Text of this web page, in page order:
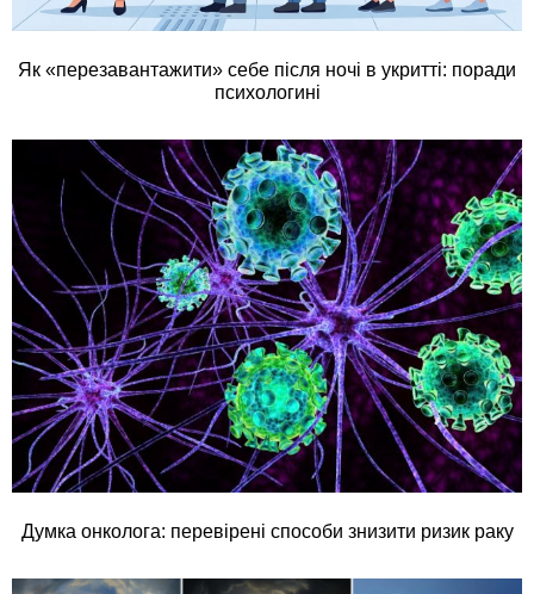
Як «перезавантажити» себе після ночі в укритті: поради
психологині
Думка онколога: перевірені способи знизити ризик раку